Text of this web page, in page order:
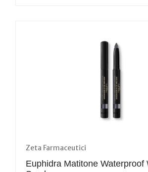
Zeta Farmaceutici
Euphidra Matitone Waterproof